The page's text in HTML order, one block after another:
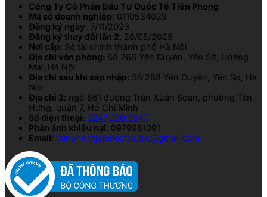
Công Ty Cổ Phần Đầu Tư Quốc Tế Tiên Phong
Mã số doanh nghiệp: 0110534029
Đăng ký ngày: 7/11/2023
Đăng ký thay đổi lần 2: 28/05/2025
Nơi cấp: Sở tài chính thành phố Hà Nội
Địa chỉ văn phòng: Số 268 Yên Duyên, Yên Sở, Hoàng
Mai, Hà Nội
Địa chỉ sau khi sáp nhập: Số 268 Yên Duyên, Yên Sở, Hà
Nội
Địa chỉ 2: ngõ 861 đường Trần Xuân Soạn, phường Tân
Hưng, quận 7, Hồ Chí Minh
Số điện thoại: 0247.300.3847
Phản ánh khiếu nại: 0979981091
Email: tienphongcpelectric.jsc@gmail.com